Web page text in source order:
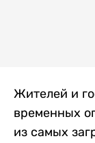
Жителей и
временных
из самых